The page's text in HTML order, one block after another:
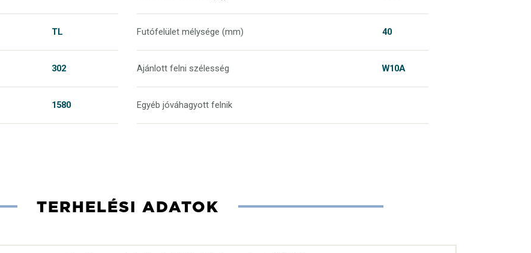
TL
302
1580
Futófelület mélysége (mm) 40
Ajánlott felni szélesség W10A
Egyéb jóváhagyott felnik
TERHELÉSI ADATOK